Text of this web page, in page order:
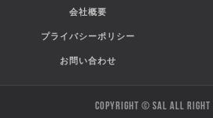
会社概要
プライバシーポリシー
お問い合わせ
COPYRIGHT © SAL ALL RIGHT